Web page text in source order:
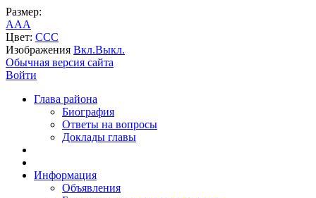
Размер:
AAA
Цвет: CCC
Изображения Вкл.Выкл.
Обычная версия сайта
Войти
Глава района
Биография
Ответы на вопросы
Доклады главы
Информация
Объявления